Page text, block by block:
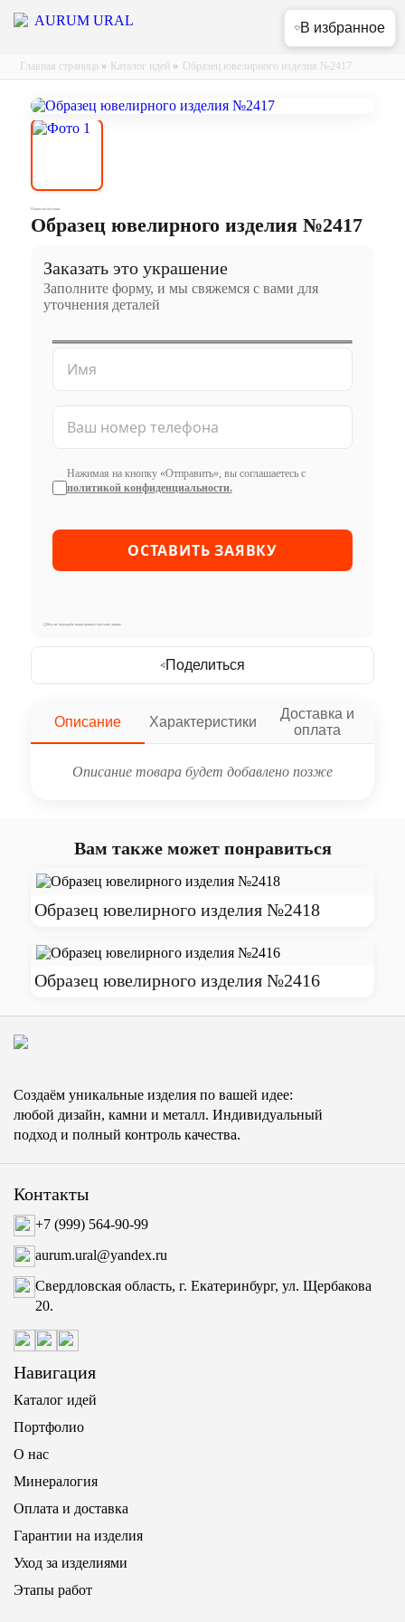
Главная страница» Каталог идей » Образец ювелирного изделия №2417
Подвески бегунки
Образец ювелирного изделия №2417
Заказать это украшение
Заполните форму, и мы свяжемся с вами для
уточнения деталей
Нажимая на кнопку «Отправить», вы соглашаетесь с
политикой конфиденциальности.
Мы не передаём ваши данные третьим лицам
В избранное
Поделиться
Описание Характеристики
Доставка и
оплата
Описание товара будет добавлено позже
Вам также может понравиться
Образец ювелирного изделия №2418
Образец ювелирного изделия №2416
Создаём уникальные изделия по вашей идее:
любой дизайн, камни и металл. Индивидуальный
подход и полный контроль качества.
Контакты
+7 (999) 564-90-99
aurum.ural@yandex.ru
Свердловская область, г. Екатеринбург, ул. Щербакова
20.
Навигация
Каталог идей
Портфолио
О нас
Минералогия
Оплата и доставка
Гарантии на изделия
Уход за изделиями
Этапы работ